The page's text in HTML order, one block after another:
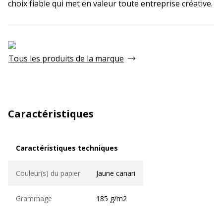
choix fiable qui met en valeur toute entreprise créative.
Tous les produits de la marque
Caractéristiques
Caractéristiques techniques
Couleur(s) du papier Jaune canari
Grammage 185 g/m2